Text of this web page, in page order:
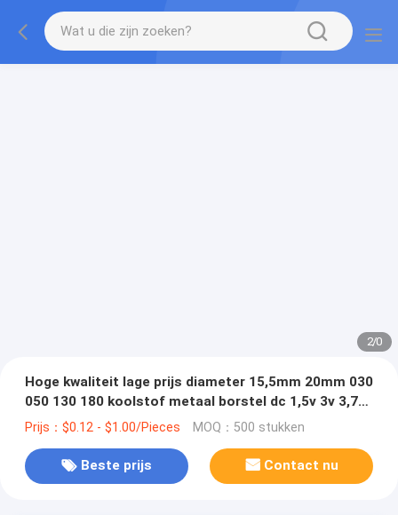
2/0
Hoge kwaliteit lage prijs diameter 15,5mm 20mm 030
050 130 180 koolstof metaal borstel dc 1,5v 3v 3,7v
5v 6v 12v 24v motor voor speelgoed
Prijs：$0.12 - $1.00/Pieces MOQ：500 stukken
Beste prijs Contact nu